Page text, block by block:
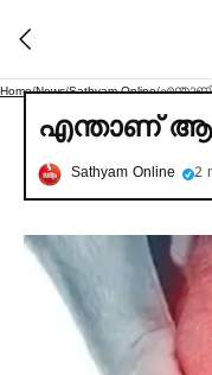
Home/News/Sathyam Online/എന്താണ്
എന്താണ്
Sathyam Online 2